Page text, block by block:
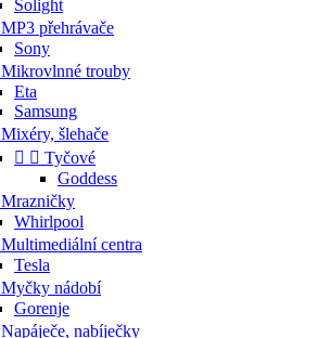
Solight
MP3 přehrávače
Sony
Mikrovlnné trouby
Eta
Samsung
Mixéry, šlehače
  Tyčové
Goddess
Mrazničky
Whirlpool
Multimediální centra
Tesla
Myčky nádobí
Gorenje
Napáječe, nabíječky